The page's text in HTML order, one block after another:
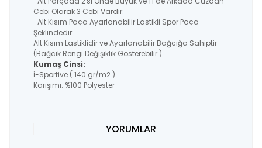
Cebi Olarak 3 Cebi Vardır.
-Alt Kısım Paça Ayarlanabilir Lastikli Spor Paça
Şeklindedir.
Alt Kısım Lastiklidir ve Ayarlanabilir Bağcığa Sahiptir
(Bağcık Rengi Değişiklik Gösterebilir.)
Kumaş Cinsi:
İ-Sportive ( 140 gr/m2 )
Karışımı: %100 Polyester
YORUMLAR